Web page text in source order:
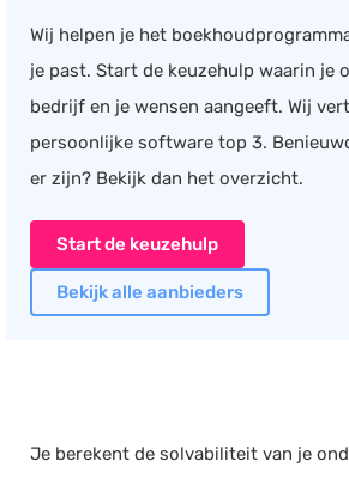
CRM
Offerte
Projectmanagement
Workflowmanagement
Planning
Wij helpen je het
je past. Start de keuzehulp waarin je
bedrijf en je wensen aangeeft. Wij
persoonlijke software top 3.
er zijn? Bekijk dan het overzicht.
Start de keuzehulp
Bekijk alle aanbieders
Je berekent de solvabiliteit van je